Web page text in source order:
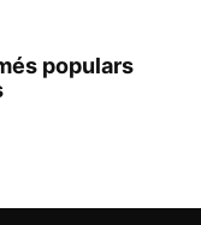
populars